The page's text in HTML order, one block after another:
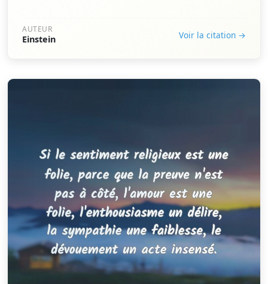
AUTEUR
Einstein Voir la citation →